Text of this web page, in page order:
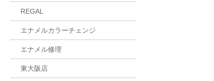
REGAL
エナメルカラーチェンジ
エナメル修理
東大阪店